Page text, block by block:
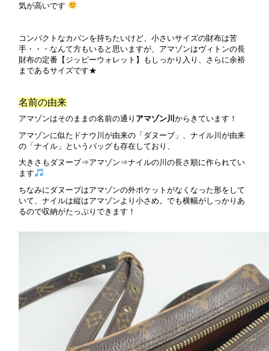
気が高いです
コンパクトなカバンを持ちたいけど、小さいサイズの財布は苦
手・・・なんて方もいると思いますが、アマゾンはヴィトンの長
財布の定番【ジッピーウォレット】もしっかり入り、さらに余裕
まであるサイズです★
名前の由来
アマゾンはそのままの名前の通り アマゾン川からきています！
アマゾンに似たドナウ川が由来の「ダヌーブ」、ナイル川が由来
の「ナイル」というバッグも存在しており、
大きさもダヌーブ⇒アマゾン⇒ナイルの川の長さ順に作られてい
ます
ちなみにダヌーブはアマゾンの外ポケットがなくなった形をして
いて、ナイルは縦はアマゾンより小さめ。でも横幅がしっかりあ
るので収納がたっぷりできます！